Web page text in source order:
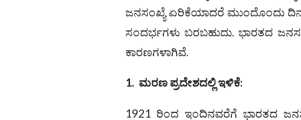
ಜನಸಂಖ್ಯೆ ಏರಿಕೆಯಾದರೆ ಮುಂದೊಂದು ದಿನ
ಸಂದರ್ಭಗಳು ಬರಬಹುದು. ಭಾರತದ
ಕಾರಣಗಳಾಗಿವೆ.
1. ಮರಣ ಪ್ರದೇಶದಲ್ಲಿ ಇಳಿಕೆ:
1921 ರಿಂದ ಇಂದಿನವರೆಗೆ ಭಾರತದ